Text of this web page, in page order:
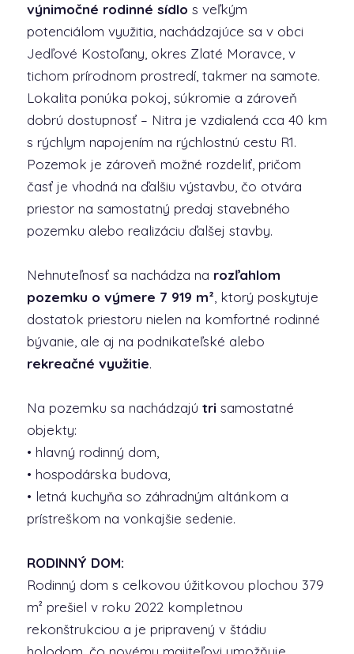
výnimočné rodinné sídlo s veľkým
potenciálom využitia, nachádzajúce sa v obci
Jedľové Kostoľany, okres Zlaté Moravce, v
tichom prírodnom prostredí, takmer na samote.
Lokalita ponúka pokoj, súkromie a zároveň
dobrú dostupnosť – Nitra je vzdialená cca 40 km
s rýchlym napojením na rýchlostnú cestu R1.
Pozemok je zároveň možné rozdeliť, pričom
časť je vhodná na ďalšiu výstavbu, čo otvára
priestor na samostatný predaj stavebného
pozemku alebo realizáciu ďalšej stavby.
Nehnuteľnosť sa nachádza na rozľahlom
pozemku o výmere 7 919 m² , ktorý poskytuje
dostatok priestoru nielen na komfortné rodinné
bývanie, ale aj na podnikateľské alebo
rekreačné využitie.
Na pozemku sa nachádzajú tri samostatné
objekty:
• hlavný rodinný dom,
• hospodárska budova,
• letná kuchyňa so záhradným altánkom a
prístreškom na vonkajšie sedenie.
RODINNÝ DOM:
Rodinný dom s celkovou úžitkovou plochou 379
m² prešiel v roku 2022 kompletnou
rekonštrukciou a je pripravený v štádiu